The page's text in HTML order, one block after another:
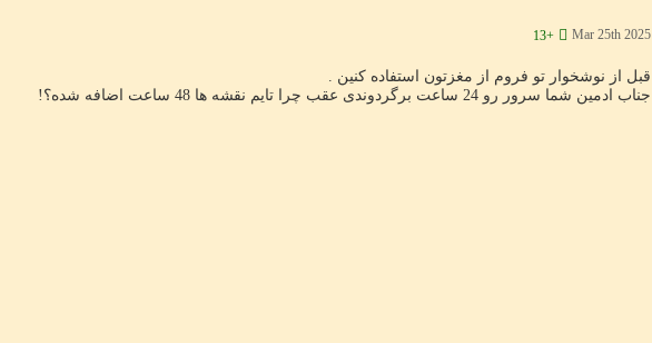
Mar 25th 2025
+13
قبل از نوشخوار تو فروم از مغزتون استفاده کنین .
جناب ادمین شما سرور رو 24 ساعت برگردوندی عقب چرا تایم نقشه ها 48 ساعت اضافه شده؟!